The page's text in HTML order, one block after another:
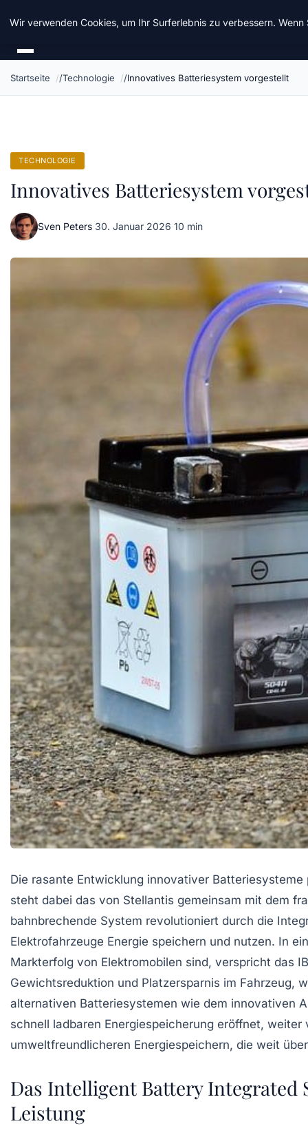
Taz Nrw
Startseite Technologie Innovatives Batteriesystem vorgestellt
TECHNOLOGIE
Innovatives Batteriesystem
Sven Peters·30. Januar 2026·10 min
Die rasante Entwicklung innovativer
steht dabei das von Stellantis gemeinsam mit dem
bahnbrechende System revolutioniert durch die
Elektrofahrzeuge Energie speichern und nutzen. In
Markterfolg von Elektromobilen sind, verspricht das
Gewichtsreduktion und Platzersparnis im Fahrzeug,
alternativen Batteriesystemen wie dem innovativen
schnell ladbaren Energiespeicherung eröffnet,
umweltfreundlicheren Energiespeichern, die weit
Das Intelligent Battery Integrated
Leistung
Wir verwenden Cookies, um Ihr Surferlebnis zu verbessern.